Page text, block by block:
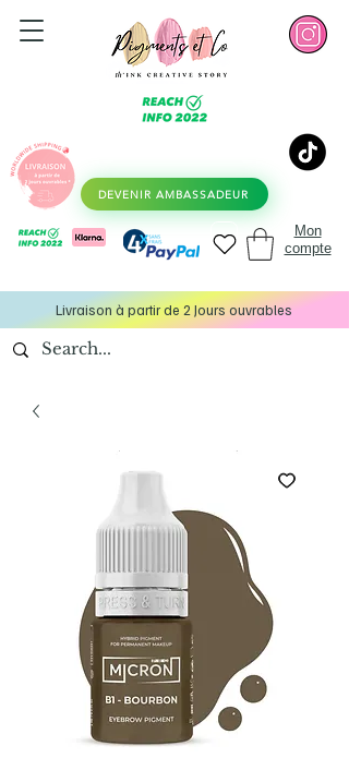
DEVENIR AMBASSADEUR
Mon
compte
Livraison à partir de 2 Jours ouvrables